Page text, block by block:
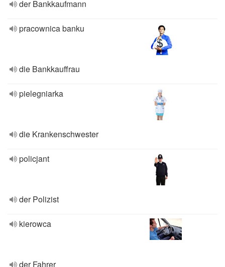
der Bankkaufmann
pracownica banku
die Bankkauffrau
pielegniarka
die Krankenschwester
policjant
der Polizist
kierowca
der Fahrer